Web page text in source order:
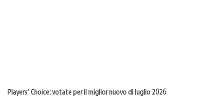
Players’ Choice: votate per il miglior nuovo di luglio 2026